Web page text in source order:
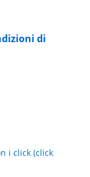
di
i click (click